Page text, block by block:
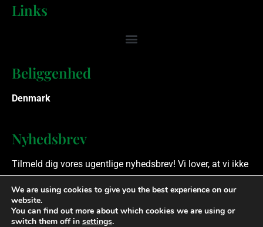
Links
Beliggenhed
Denmark
Nyhedsbrev
Tilmeld dig vores ugentlige nyhedsbrev! Vi lover, at vi ikke
spammer.
Ophavsret © 2023 Finansielle Rådgivere. Alle rettigheder
We are using cookies to give you the best experience on our
website.
You can find out more about which cookies we are using or
switch them off in settings.